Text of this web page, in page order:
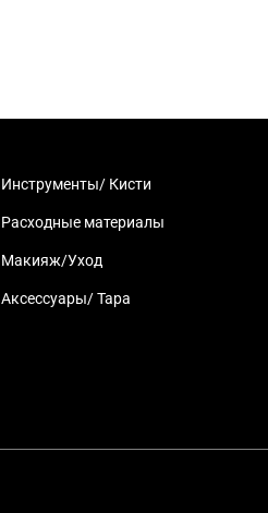
Инструменты/ Кисти
Расходные материалы
Макияж/Уход
Аксессуары/ Тара